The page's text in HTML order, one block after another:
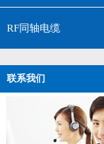
RF同轴电缆
联系我们